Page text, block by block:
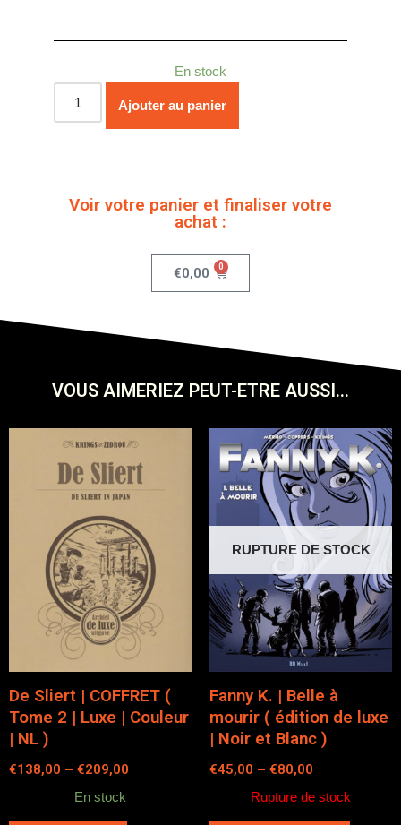
En stock
Ajouter au panier
Voir votre panier et finaliser votre
achat :
€0,00 0
VOUS AIMERIEZ PEUT-ETRE AUSSI...
De Sliert | COFFRET (
Tome 2 | Luxe | Couleur
| NL )
€138,00 – €209,00
En stock
RUPTURE DE STOCK
Fanny K. | Belle à
mourir ( édition de luxe
| Noir et Blanc )
€45,00 – €80,00
Rupture de stock